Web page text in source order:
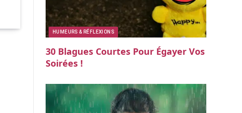
HUMEURS & RÉFLEXIONS
30 Blagues Courtes Pour Égayer Vos
Soirées !